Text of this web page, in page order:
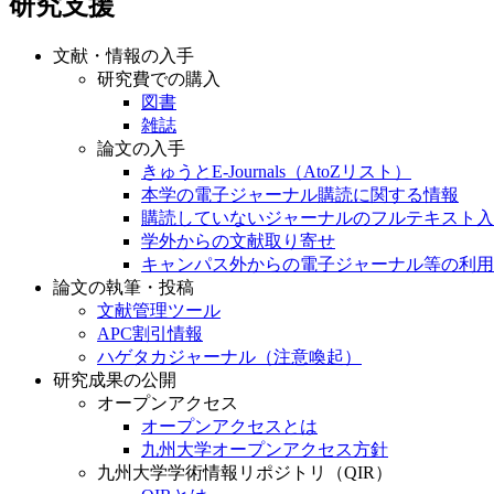
研究支援
文献・情報の入手
研究費での購入
図書
雑誌
論文の入手
きゅうとE-Journals（AtoZリスト）
本学の電子ジャーナル購読に関する情報
購読していないジャーナルのフルテキスト
学外からの文献取り寄せ
キャンパス外からの電子ジャーナル等の利用
論文の執筆・投稿
文献管理ツール
APC割引情報
ハゲタカジャーナル（注意喚起）
研究成果の公開
オープンアクセス
オープンアクセスとは
九州大学オープンアクセス方針
九州大学学術情報リポジトリ（QIR）